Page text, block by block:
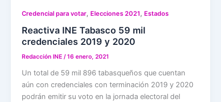
Credencial para votar, Elecciones 2021, Estados
Reactiva INE Tabasco 59 mil
credenciales 2019 y 2020
Redacción INE/16 enero, 2021
Un total de 59 mil 896 tabasqueños que cuentan
aún con credenciales con terminación 2019 y 2020
podrán emitir su voto en la jornada electoral del